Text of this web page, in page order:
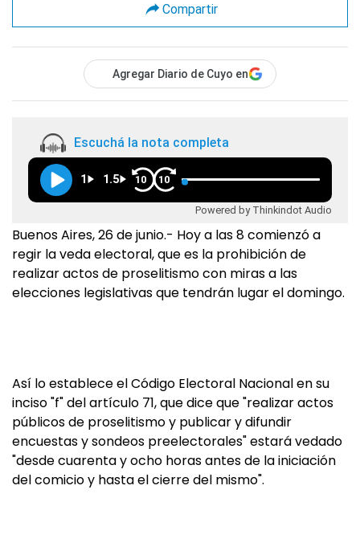
Compartir
Agregar Diario de Cuyo en
Escuchá la nota completa
1 1.5 10 10
Powered by Thinkindot Audio
Buenos Aires, 26 de junio.- Hoy a las 8 comienzó a
regir la veda electoral, que es la prohibición de
realizar actos de proselitismo con miras a las
elecciones legislativas que tendrán lugar el domingo.
Así lo establece el Código Electoral Nacional en su
inciso "f" del artículo 71, que dice que "realizar actos
públicos de proselitismo y publicar y difundir
encuestas y sondeos preelectorales" estará vedado
"desde cuarenta y ocho horas antes de la iniciación
del comicio y hasta el cierre del mismo".